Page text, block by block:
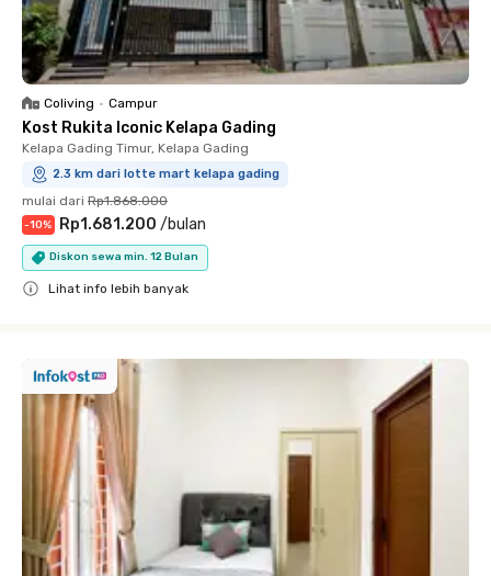
Coliving • Campur
Kost Rukita Iconic Kelapa Gading
Kelapa Gading Timur, Kelapa Gading
2.3 km dari lotte mart kelapa gading
mulai dari Rp1.868.000
-10% Rp1.681.200 /bulan
Diskon sewa min. 12 Bulan
Lihat info lebih banyak